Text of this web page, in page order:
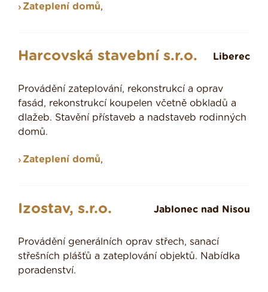
Zateplení domů,
Harcovská stavební s.r.o. Liberec
Provádění zateplování, rekonstrukcí a oprav
fasád, rekonstrukcí koupelen včetně obkladů a
dlažeb. Stavění přístaveb a nadstaveb rodinných
domů.
Zateplení domů,
Izostav, s.r.o. Jablonec nad Nisou
Provádění generálních oprav střech, sanací
střešních plášťů a zateplování objektů. Nabídka
poradenství.